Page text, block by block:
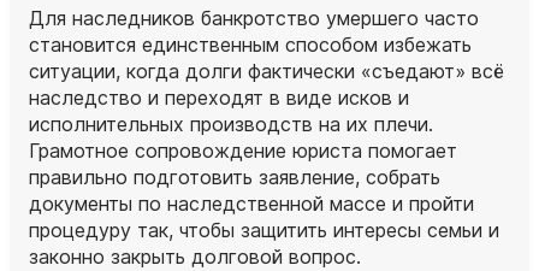
Для наследников банкротство умершего часто
становится единственным способом избежать
ситуации, когда долги фактически «съедают» всё
наследство и переходят в виде исков и
исполнительных производств на их плечи.
Грамотное сопровождение юриста помогает
правильно подготовить заявление, собрать
документы по наследственной массе и пройти
процедуру так, чтобы защитить интересы семьи и
законно закрыть долговой вопрос.